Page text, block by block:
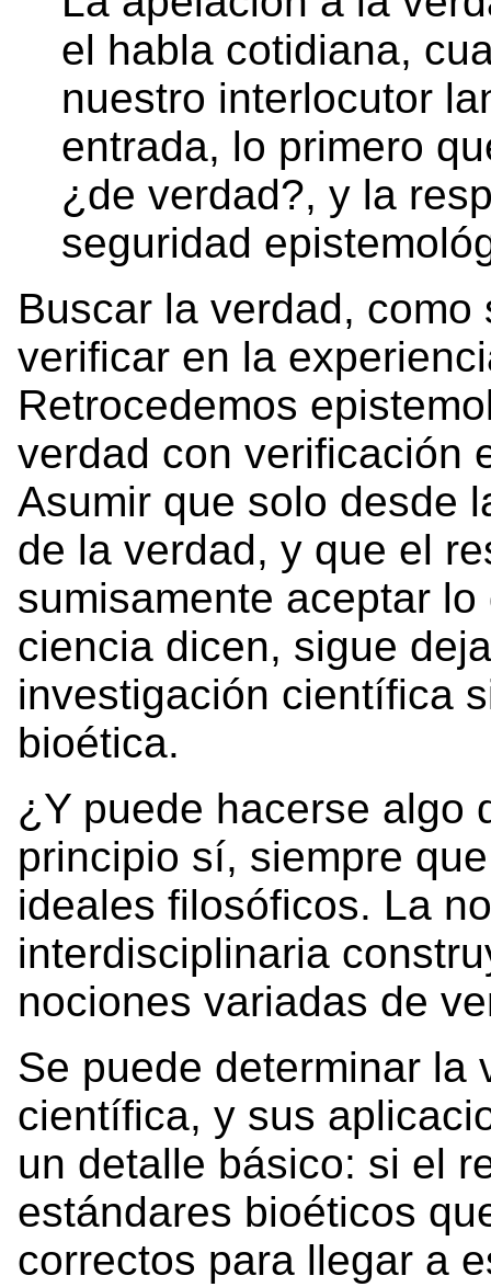
el habla cotidiana,
nuestro interlocutor
entrada, lo primero
¿de verdad?, y la
seguridad
Buscar la verdad,
verificar en la
Retrocedemos
verdad con verificación
Asumir que solo desde
de la verdad, y que el
sumisamente aceptar
ciencia dicen, sigue
investigación científica
bioética.
¿Y puede hacerse algo
principio sí, siempre
ideales filosóficos. La
interdisciplinaria
nociones variadas de
Se puede determinar la
científica, y sus
un detalle básico: si el
estándares bioéticos
correctos para llegar a